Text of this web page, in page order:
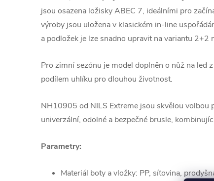
jsou osazena ložisky ABEC 7, ideálními pro
výroby jsou uložena v klasickém in-line
a podložek je lze snadno upravit na variantu 2+2
Pro zimní sezónu je model doplněn o nůž na led
podílem uhlíku pro dlouhou životnost.
NH10905 od NILS Extreme jsou skvělou volbou
univerzální, odolné a bezpečné brusle,
Parametry:
Materiál boty a vložky: PP, síťovina,